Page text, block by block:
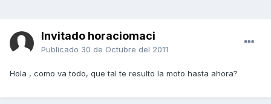
Invitado horaciomaci
Publicado 30 de Octubre del 2011
Hola , como va todo, que tal te resulto la moto hasta ahora?